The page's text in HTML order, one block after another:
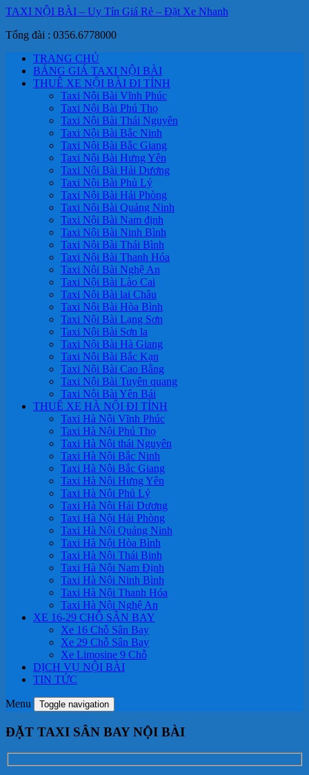
TAXI NỘI BÀI – Uy Tín Giá Rẻ – Đặt Xe Nhanh
Tổng đài : 0356.6778000
TRANG CHỦ
BẢNG GIÁ TAXI NỘI BÀI
THUÊ XE NỘI BÀI ĐI TỈNH
Taxi Nội Bài Vĩnh Phúc
Taxi Nội Bài Phú Thọ
Taxi Nội Bài Thái Nguyên
Taxi Nội Bài Bắc Ninh
Taxi Nội Bài Bắc Giang
Taxi Nội Bài Hưng Yên
Taxi Nội Bài Hải Dương
Taxi Nội Bài Phủ Lý
Taxi Nội Bài Hải Phòng
Taxi Nội Bài Quảng Ninh
Taxi Nội Bài Nam định
Taxi Nội Bài Ninh Bình
Taxi Nội Bài Thái Bình
Taxi Nội Bài Thanh Hóa
Taxi Nội Bài Nghệ An
Taxi Nội Bài Lào Cai
Taxi Nội Bài lai Châu
Taxi Nội Bài Hòa Bình
Taxi Nội Bài Lạng Sơn
Taxi Nội Bài Sơn la
Taxi Nội Bài Hà Giang
Taxi Nội Bài Bắc Kạn
Taxi Nội Bài Cao Bằng
Taxi Nội Bài Tuyên quang
Taxi Nội Bài Yên Bái
THUÊ XE HÀ NỘI ĐI TỈNH
Taxi Hà Nội Vĩnh Phúc
Taxi Hà Nội Phú Thọ
Taxi Hà Nội thái Nguyên
Taxi Hà Nội Bắc Ninh
Taxi Hà Nội Bắc Giang
Taxi Hà Nội Hưng Yên
Taxi Hà Nội Phủ Lý
Taxi Hà Nội Hải Dương
Taxi Hà Nội Hải Phòng
Taxi Hà Nội Quảng Ninh
Taxi Hà Nội Hòa Bình
Taxi Hà Nội Thái Binh
Taxi Hà Nội Nam Định
Taxi Hà Nội Ninh Bình
Taxi Hà Nội Thanh Hóa
Taxi Hà Nội Nghệ An
XE 16-29 CHỖ SÂN BAY
Xe 16 Chỗ Sân Bay
Xe 29 Chỗ Sân Bay
Xe Limosine 9 Chỗ
DỊCH VỤ NỘI BÀI
TIN TỨC
Menu Toggle navigation
ĐẶT TAXI SÂN BAY NỘI BÀI